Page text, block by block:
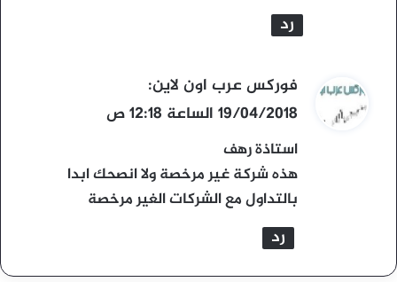
رد
ي
ق
و
ل
فوركس عرب اون لاين:
19/04/2018 الساعة 12:18 ص
استاذة رهف
هذه شركة غير مرخصة ولا انصحك ابدا
بالتداول مع الشركات الغير مرخصة
رد